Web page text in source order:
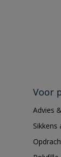
Voor
Advies
Sikkens